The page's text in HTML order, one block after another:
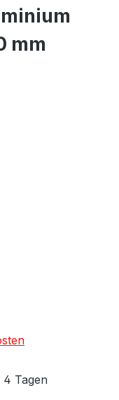
mm
Tagen